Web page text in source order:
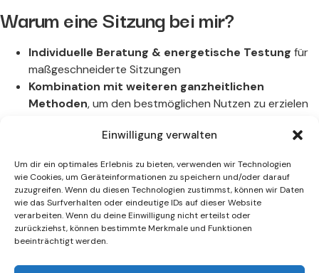
Einwilligung verwalten
Um dir ein optimales Erlebnis zu bieten, verwenden wir Technologien
wie Cookies, um Geräteinformationen zu speichern und/oder darauf
zuzugreifen. Wenn du diesen Technologien zustimmst, können wir Daten
wie das Surfverhalten oder eindeutige IDs auf dieser Website
verarbeiten. Wenn du deine Einwilligung nicht erteilst oder
zurückziehst, können bestimmte Merkmale und Funktionen
beeinträchtigt werden.
Warum eine Sitzung bei mir?
Individuelle Beratung & energetische Testung für
maßgeschneiderte Sitzungen
Kombination mit weiteren ganzheitlichen
Methoden, um den bestmöglichen Nutzen zu erzielen
Impressum
Kontakt